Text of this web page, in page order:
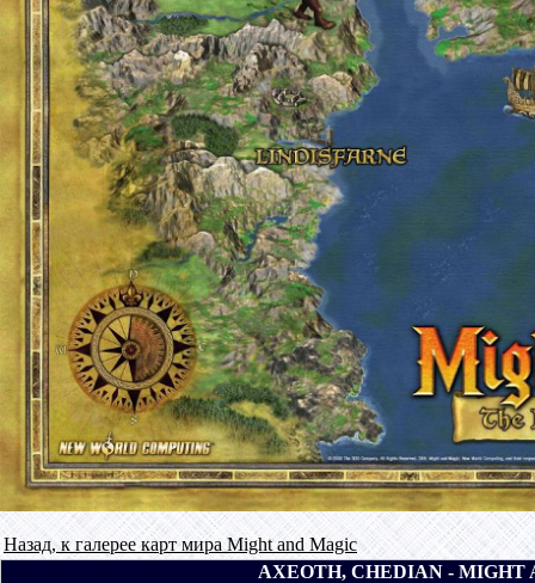
Назад, к галерее карт мира Might and Magic
AXEOTH, CHEDIAN -